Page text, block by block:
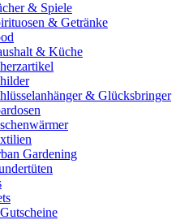
& Spiele
& Getränke
& Küche
& Glücksbringer
Gardening